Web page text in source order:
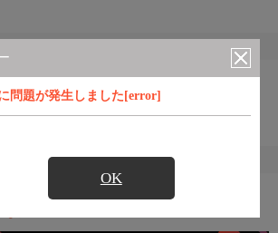
問題が発生しました[error]
OK
すすめ番組
情報